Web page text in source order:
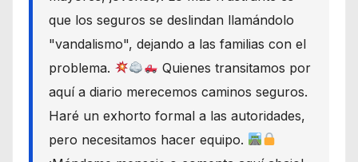
que los seguros se deslindan llamándolo
"vandalismo", dejando a las familias con el
problema.
Quienes transitamos por
aquí a diario merecemos caminos seguros.
Haré un exhorto formal a las autoridades,
pero necesitamos hacer equipo.